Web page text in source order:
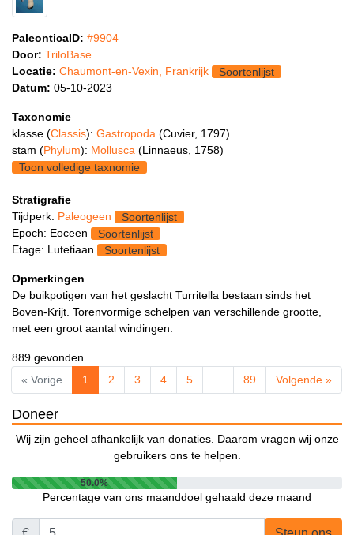
PaleonticaID: #9904
Door: TriloBase
Locatie: Chaumont-en-Vexin, Frankrijk
Soortenlijst
Datum: 05-10-2023
Taxonomie
klasse (Classis): Gastropoda (Cuvier, 1797)
stam (Phylum): Mollusca (Linnaeus, 1758)
Toon volledige taxnomie
Stratigrafie
Tijdperk: Paleogeen
Soortenlijst
Epoch: Eoceen
Soortenlijst
Etage: Lutetiaan
Soortenlijst
Opmerkingen
De buikpotigen van het geslacht Turritella bestaan sinds het
Boven-Krijt. Torenvormige schelpen van verschillende grootte,
met een groot aantal windingen.
889 gevonden.
« Vorige
1 2 3 4 5 89 Volgende »
Doneer
Wij zijn geheel afhankelijk van donaties. Daarom vragen wij onze
gebruikers ons te helpen.
50.0%
Percentage van ons maanddoel gehaald deze maand